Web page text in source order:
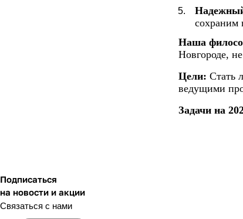
сохраним
Наша
Новгороде,
Цели: Стать
ведущими
Задачи на
Подписаться
на новости и акции
Связаться с нами